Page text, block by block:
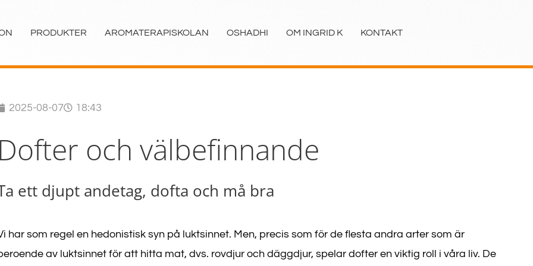
PRODUKTER AROMATERAPISKOLAN OSHADHI OM INGRID K KONTAKT
2025-08-07 18:43
Dofter och välbefinnande
ett djupt andetag, dofta och må bra
har som regel en hedonistisk syn på luktsinnet. Men, precis som för de flesta andra arter som är
av luktsinnet för att hitta mat, dvs. rovdjur och däggdjur, spelar dofter en viktig roll i våra liv. De